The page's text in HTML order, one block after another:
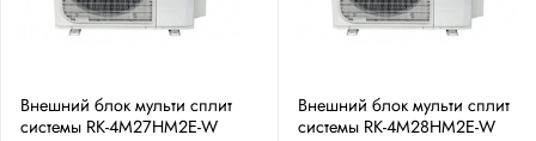
Внешний блок мульти сплит
системы RK-4M27HM2E-W
Внешний блок мульти сплит
системы RK-4M28HM2E-W